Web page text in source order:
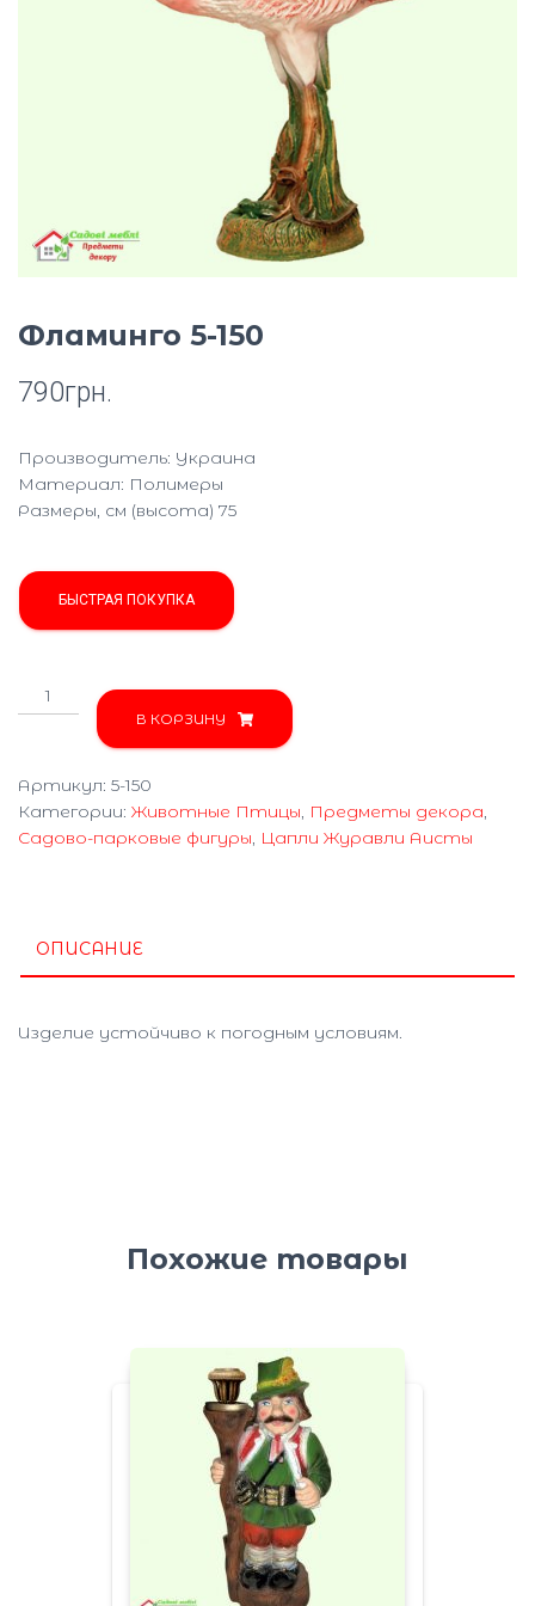
Фламинго 5-150
790грн.
Производитель: Украина
Материал: Полимеры
Размеры, см (высота) 75
БЫСТРАЯ ПОКУПКА
Количество
товара
Фламинго
150
В КОРЗИНУ
Артикул: 5-150
Категории: Животные Птицы, Предметы декора,
Садово-парковые фигуры, Цапли Журавли Аисты
ОПИСАНИЕ
Изделие устойчиво к погодным условиям.
Похожие товары